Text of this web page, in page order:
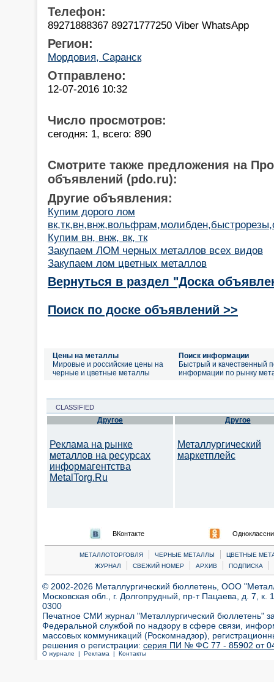
Телефон:
89271888367 89271777250 Viber WhatsApp
Регион:
Мордовия, Саранск
Отправлено:
12-07-2016 10:32
Число просмотров:
сегодня: 1, всего: 890
Смотрите также предложения на
объявлений (pdo.ru):
Другие объявления:
Купим дорого лом
Купим вн, внж, вк, тк
Закупаем ЛОМ черных металлов всех видов
Закупаем лом цветных металлов
Вернуться в раздел "Доска
Поиск по доске объявлений >>
Цены на металлы
Мировые и российские цены на
черные и цветные металлы
Поиск информации
Быстрый и качественный
информации по рынку
CLASSIFIED
Другое
Реклама на рынке
металлов на ресурсах
информагентства
MetalTorg.Ru
Другое
Металлургический
маркетплейс
ВКонтакте
МЕТАЛЛОТОРГОВЛЯ | ЧЕРНЫЕ МЕТАЛЛЫ |
ЦВЕТНЫЕ
ЖУРНАЛ
| СВЕЖИЙ НОМЕР | АРХИВ | ПОДПИСКА |
© 2002-2026 Металлургический бюллетень, ООО
Московская обл., г. Долгопрудный, пр-т Пацаева, д. 7,
0300
Печатное СМИ журнал "Металлургический бюллетень"
Федеральной службой по надзору в сфере связи,
массовых коммуникаций (Роскомнадзор),
решения о регистрации: серия ПИ № ФС 77 - 85902 от 04
О журнале | Реклама | Контакты